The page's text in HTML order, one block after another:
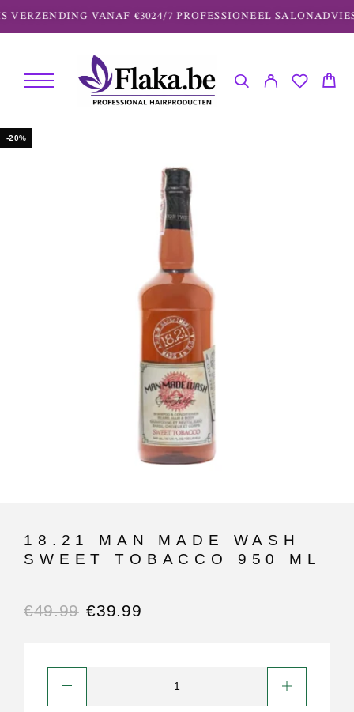
VERZENDING VANAF €3024/7 PROFESSIONEEL SALONADVIES
-20%
18.21 MAN MADE WASH
SWEET TOBACCO 950 ML
€49.99 €39.99